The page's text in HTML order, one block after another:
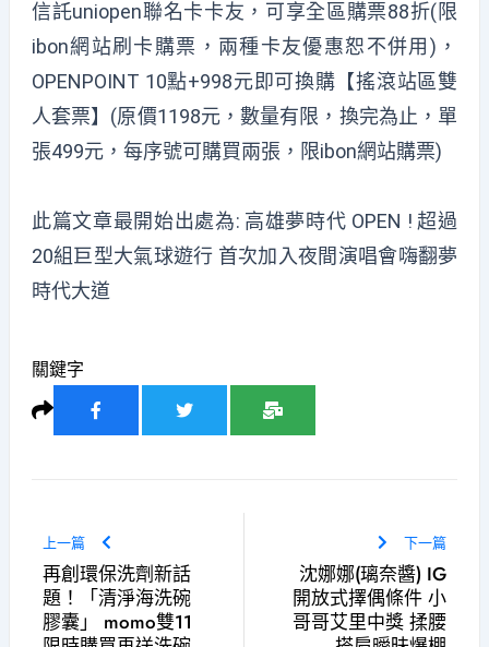
信託uniopen聯名卡卡友，可享全區購票88折(限
ibon網站刷卡購票，兩種卡友優惠恕不併用)，
OPENPOINT 10點+998元即可換購【搖滾站區雙
人套票】(原價1198元，數量有限，換完為止，單
張499元，每序號可購買兩張，限ibon網站購票)
此篇文章最開始出處為: 高雄夢時代 OPEN ! 超過
20組巨型大氣球遊行 首次加入夜間演唱會嗨翻夢
時代大道
關鍵字
上一篇
再創環保洗劑新話
題！「清淨海洗碗
膠囊」 momo雙11
下一篇
沈娜娜(璃奈醬) IG
開放式擇偶條件 小
哥哥艾里中獎 揉腰